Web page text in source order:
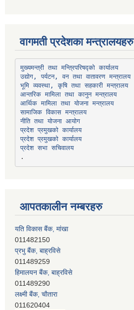
वागमती प्रदेशका मन्त्रालयहरु
मुख्यमन्त्री तथा मन्त्रिपरिषद्को कार्यालय
उद्योग, पर्यटन, वन तथा वातावरण मन्त्रालय
भूमि व्यवस्था, कृषि तथा सहकारी मन्त्रालय
आन्तरिक मामिला तथा कानुन मन्त्रालय
आर्थिक मामिला तथा योजना मन्त्रालय
सामाजिक विकास मन्त्रालय
नीति तथा योजना आयोग
प्रदेश प्रमुखको कार्यालय
प्रदेश प्रमुखको कार्यालय
प्रदेश सभा सचिवालय
आपतकालीन नम्बरहरु
यति विकास बैंक, मांखा
011482150
प्रभु बैंक, बाह्रविसे
011489259
हिमालयन बैंक, बाह्रविसे
011489290
लक्ष्मी बैंक, चाैतारा
011620404